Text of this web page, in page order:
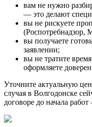
вам не нужно
— это делают
вы не рискуете
(Роспотребнадзор,
вы получаете
заявлении;
вы не тратите
оформляете
Уточните актуальную
случая в Волгодонске
договоре до начала